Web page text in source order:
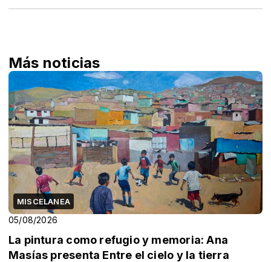
Más noticias
MISCELANEA
05/08/2026
La pintura como refugio y memoria: Ana
Masías presenta Entre el cielo y la tierra